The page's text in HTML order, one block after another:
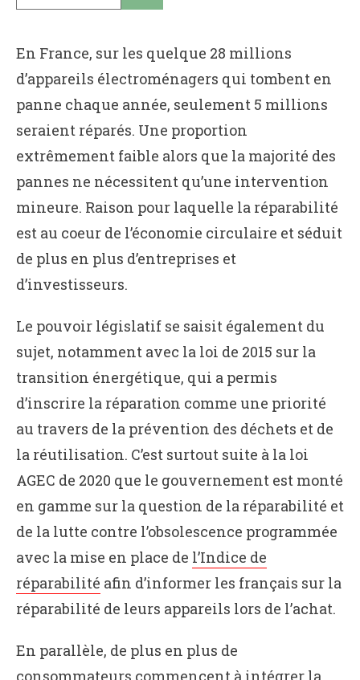
En France, sur les quelque 28 millions
d’appareils électroménagers qui tombent en
panne chaque année, seulement 5 millions
seraient réparés. Une proportion
extrêmement faible alors que la majorité des
pannes ne nécessitent qu’une intervention
mineure. Raison pour laquelle la réparabilité
est au coeur de l’économie circulaire et séduit
de plus en plus d’entreprises et
d’investisseurs.
Le pouvoir législatif se saisit également du
sujet, notamment avec la loi de 2015 sur la
transition énergétique, qui a permis
d’inscrire la réparation comme une priorité
au travers de la prévention des déchets et de
la réutilisation. C’est surtout suite à la loi
AGEC de 2020 que le gouvernement est monté
en gamme sur la question de la réparabilité et
de la lutte contre l’obsolescence programmée
avec la mise en place de l’Indice de
réparabilité afin d’informer les français sur la
réparabilité de leurs appareils lors de l’achat.
En parallèle, de plus en plus de
consommateurs commencent à intégrer la